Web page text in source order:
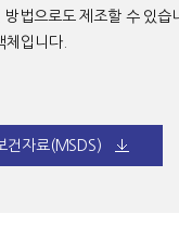
법으로도 제조할 수 있습
체입니다.
건자료(MSDS)